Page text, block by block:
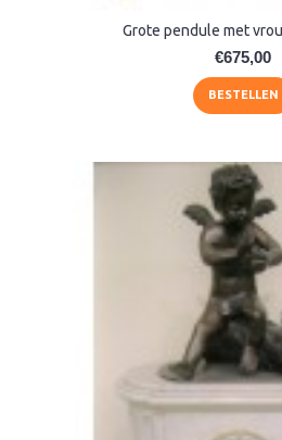
Grote pendule met
€675,00
BESTELLEN